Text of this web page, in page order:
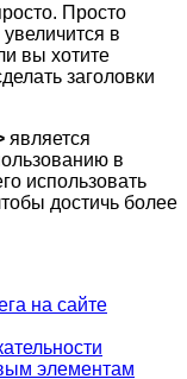
Просто
в
вы хотите
заголовки
является
в
использовать
достичь более
на сайте
элементам